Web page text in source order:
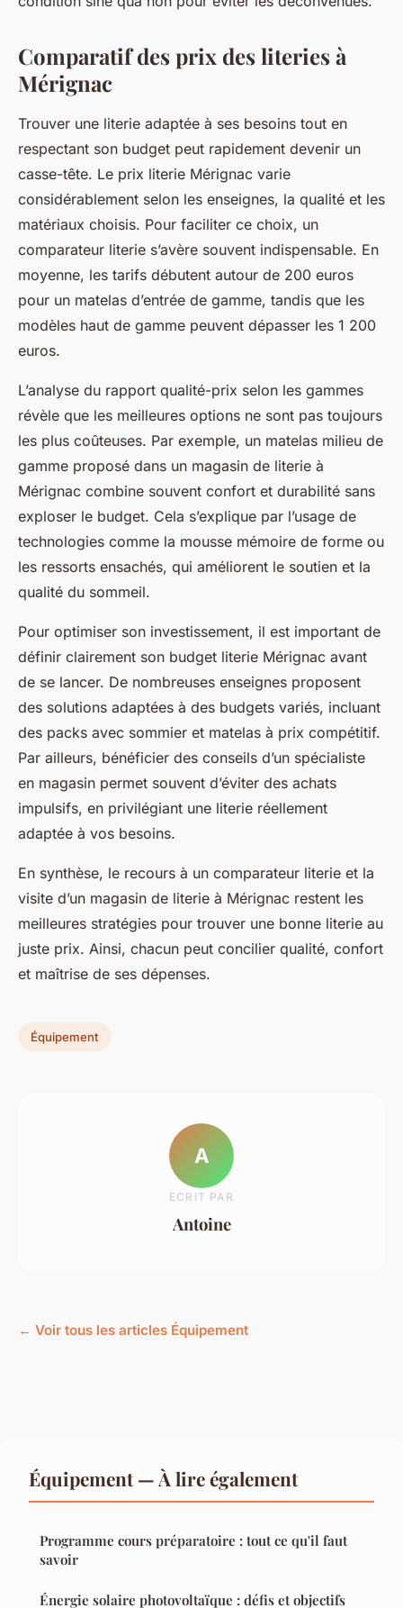
Comparatif des prix des literies à
Mérignac
Trouver une literie adaptée à ses besoins tout en
respectant son budget peut rapidement devenir un
casse-tête. Le prix literie Mérignac varie
considérablement selon les enseignes, la qualité et les
matériaux choisis. Pour faciliter ce choix, un
comparateur literie s’avère souvent indispensable. En
moyenne, les tarifs débutent autour de 200 euros
pour un matelas d’entrée de gamme, tandis que les
modèles haut de gamme peuvent dépasser les 1 200
euros.
L’analyse du rapport qualité-prix selon les gammes
révèle que les meilleures options ne sont pas toujours
les plus coûteuses. Par exemple, un matelas milieu de
gamme proposé dans un magasin de literie à
Mérignac combine souvent confort et durabilité sans
exploser le budget. Cela s’explique par l’usage de
technologies comme la mousse mémoire de forme ou
les ressorts ensachés, qui améliorent le soutien et la
qualité du sommeil.
Pour optimiser son investissement, il est important de
définir clairement son budget literie Mérignac avant
de se lancer. De nombreuses enseignes proposent
des solutions adaptées à des budgets variés, incluant
des packs avec sommier et matelas à prix compétitif.
Par ailleurs, bénéficier des conseils d’un spécialiste
en magasin permet souvent d’éviter des achats
impulsifs, en privilégiant une literie réellement
adaptée à vos besoins.
En synthèse, le recours à un comparateur literie et la
visite d’un magasin de literie à Mérignac restent les
meilleures stratégies pour trouver une bonne literie au
juste prix. Ainsi, chacun peut concilier qualité, confort
et maîtrise de ses dépenses.
Équipement
A
ECRIT PAR
Antoine
← Voir tous les articles Équipement
Équipement — À lire également
Programme cours préparatoire : tout ce qu'il faut
savoir
Énergie solaire photovoltaïque : défis et objectifs